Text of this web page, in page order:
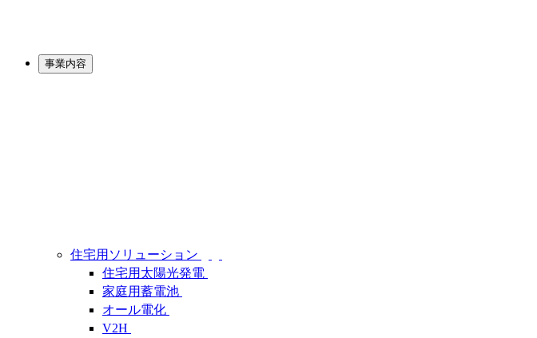
事業内容
住宅用ソリューション
住宅用太陽光発電
家庭用蓄電池
オール電化
V2H